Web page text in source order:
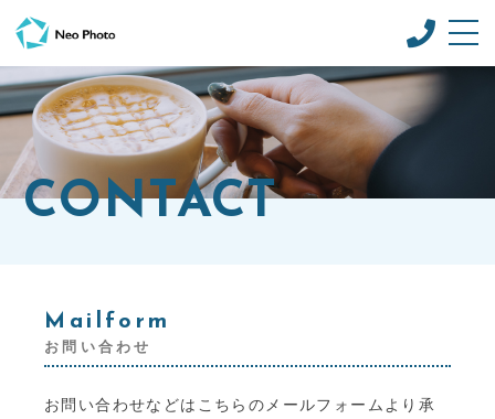
POLICY
ポリシー
PLAN
撮影プラン
BLOG
ブログ
Neo Photoについて
CONTACT
Mailform
お問い合わせ
お問い合わせなどはこちらのメールフォームより承